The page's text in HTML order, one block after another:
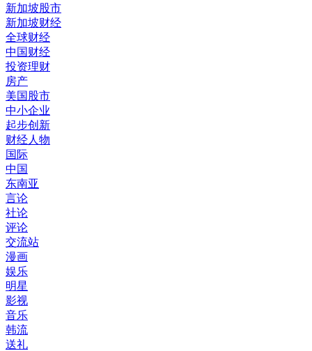
新加坡股市
新加坡财经
全球财经
中国财经
投资理财
房产
美国股市
中小企业
起步创新
财经人物
国际
中国
东南亚
言论
社论
评论
交流站
漫画
娱乐
明星
影视
音乐
韩流
送礼